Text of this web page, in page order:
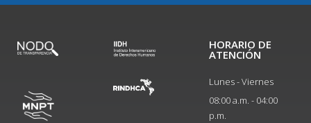
HORARIO DE
ATENCIÓN
Lunes - Viernes
08:00 a.m. - 04:00
p.m.